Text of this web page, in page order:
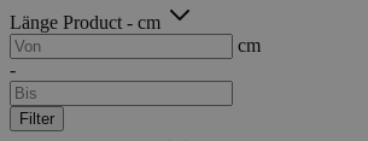
Länge Product - cm
cm
-
Filter